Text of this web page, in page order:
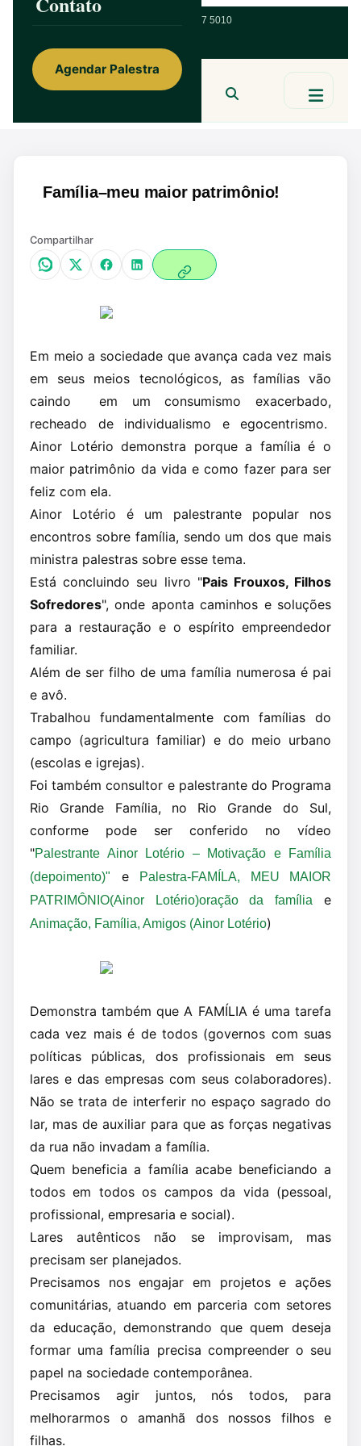
47 9 9967 5010
Ainor Lotério
Agendar Palestra
Família–meu maior patrimônio!
Compartilhar
Em meio a sociedade que avança cada vez mais
em seus meios tecnológicos, as famílias vão
caindo em um consumismo exacerbado,
recheado de individualismo e egocentrismo.
Ainor Lotério demonstra porque a família é o
maior patrimônio da vida e como fazer para ser
feliz com ela.
Ainor Lotério é um palestrante popular nos
encontros sobre família, sendo um dos que mais
ministra palestras sobre esse tema.
Está concluindo seu livro "Pais Frouxos, Filhos
Sofredores", onde aponta caminhos e soluções
para a restauração e o espírito empreendedor
familiar.
Além de ser filho de uma família numerosa é pai
e avô.
Trabalhou fundamentalmente com famílias do
campo (agricultura familiar) e do meio urbano
(escolas e igrejas).
Foi também consultor e palestrante do Programa
Rio Grande Família, no Rio Grande do Sul,
conforme pode ser conferido no vídeo
"Palestrante Ainor Lotério – Motivação e Família
(depoimento)"
e
Palestra-FAMÍLA, MEU MAIOR
PATRIMÔNIO(Ainor Lotério)oração da famíliae
Animação, Família, Amigos (Ainor Lotério)
Demonstra também que A FAMÍLIA é uma tarefa
cada vez mais é de todos (governos com suas
políticas públicas, dos profissionais em seus
lares e das empresas com seus colaboradores).
Não se trata de interferir no espaço sagrado do
lar, mas de auxiliar para que as forças negativas
da rua não invadam a família.
Quem beneficia a família acabe beneficiando a
todos em todos os campos da vida (pessoal,
profissional, empresaria e social).
Lares autênticos não se improvisam, mas
precisam ser planejados.
Precisamos nos engajar em projetos e ações
comunitárias, atuando em parceria com setores
da educação, demonstrando que quem deseja
formar uma família precisa compreender o seu
papel na sociedade contemporânea.
Precisamos agir juntos, nós todos, para
melhorarmos o amanhã dos nossos filhos e
filhas.